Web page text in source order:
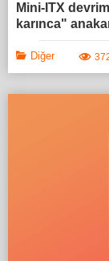
Mini-ITX
karınca"
Diğer